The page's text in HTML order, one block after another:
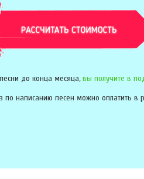
до конца месяца,вы получите в
по написанию песен можно оплатить в